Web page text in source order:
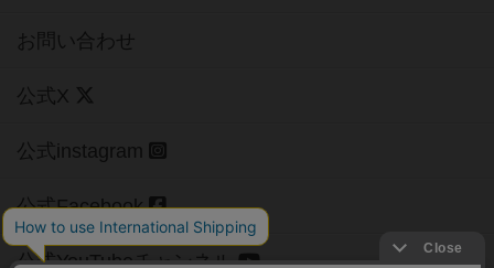
お問い合わせ
公式X
公式instagram
公式Facebook
公式YouTubeチャンネル